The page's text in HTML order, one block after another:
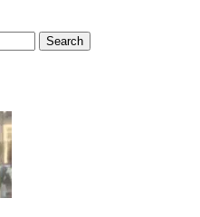
Search